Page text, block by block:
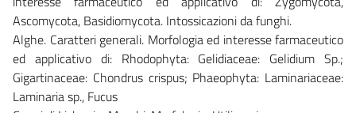
Ascomycota, Basidiomycota. Intossicazioni da funghi.
Alghe. Caratteri generali. Morfologia ed interesse farmaceutico
ed applicativo di: Rhodophyta: Gelidiaceae: Gelidium Sp.;
Gigartinaceae: Chondrus crispus; Phaeophyta: Laminariaceae:
Laminaria sp., Fucus